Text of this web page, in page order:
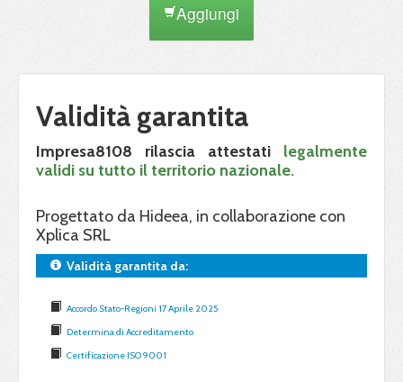
Aggiungi
Validità garantita
Impresa8108 rilascia attestati legalmente
validi su tutto il territorio nazionale.
Progettato da Hideea, in collaborazione con
Xplica SRL
Validità garantita da:
Accordo Stato-Regioni 17 Aprile 2025
Determina di Accreditamento
Certificazione ISO 9001